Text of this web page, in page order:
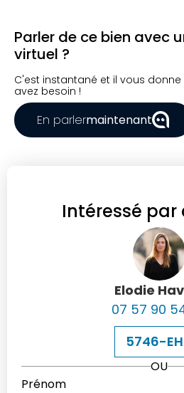
Parler de ce bien avec
virtuel ?
C'est instantané et il vous
avez besoin !
En parlermaintenant
Intéressé par
Elodie
07 57 90
5746-
OU
Prénom